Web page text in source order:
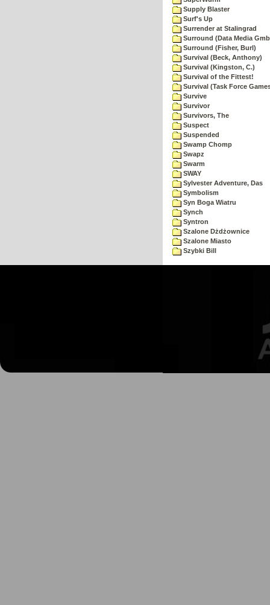
Supply Blaster
Surf's Up
Surrender at Stalingrad
Surround (Data Media
Surround (Fisher, Burl)
Survival (Beck, Anthony)
Survival (Kingston, C.)
Survival of the Fittest!
Survival (Task Force
Survive
Survivor
Survivors, The
Suspect
Suspended
Swamp Chomp
Swapz
Swarm
SWAY
Sylvester Adventure, Das
Symbolism
Syn Boga Wiatru
Synch
Syntron
Szalone Dżdżownice
Szalone Miasto
Szybki Bill